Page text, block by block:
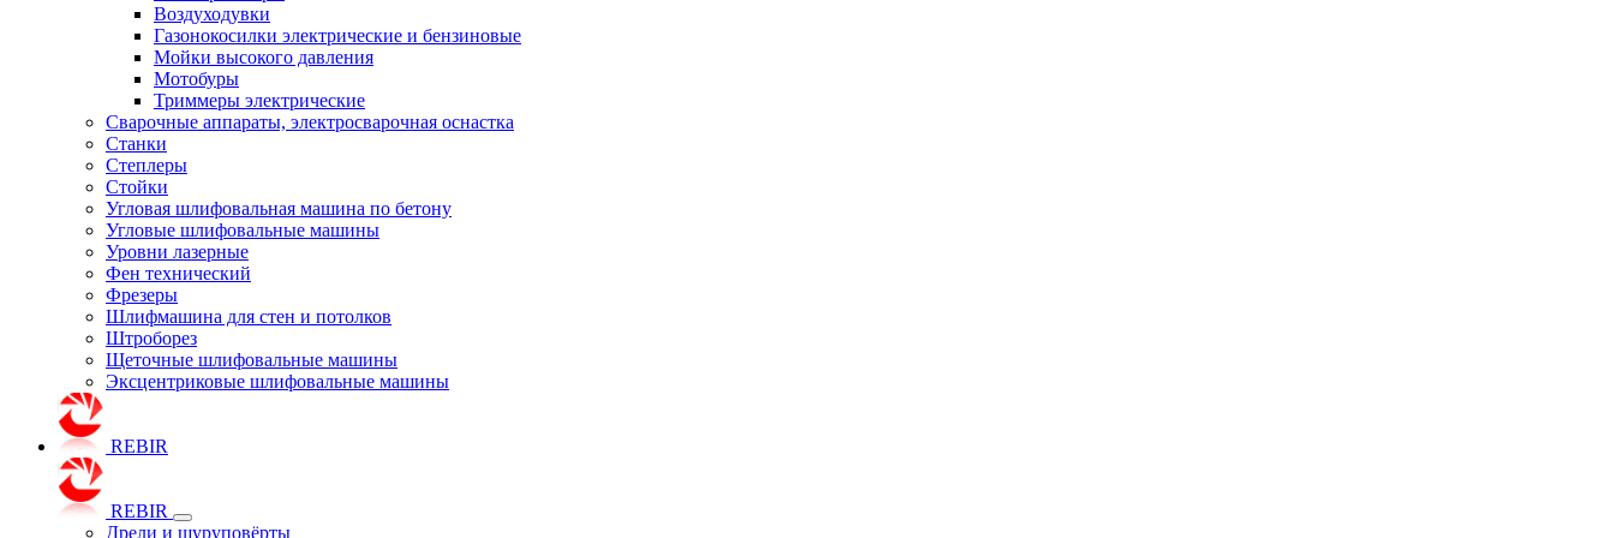
Воздуходувки
Газонокосилки электрические и бензиновые
Мойки высокого давления
Мотобуры
Триммеры электрические
Сварочные аппараты, электросварочная оснастка
Станки
Степлеры
Стойки
Угловая шлифовальная машина по бетону
Угловые шлифовальные машины
Уровни лазерные
Фен технический
Фрезеры
Шлифмашина для стен и потолков
Штроборез
Щеточные шлифовальные машины
Эксцентриковые шлифовальные машины
REBIR
REBIR
Дрели и шуруповёрты